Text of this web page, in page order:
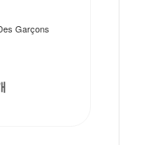
Garçons